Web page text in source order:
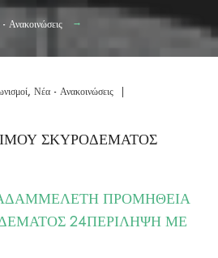
Ανακοινώσεις
, Νέα - Ανακοινώσεις |
ΣΚΥΡΟΔΕΜΑΤΟΣ
ΜΕΛΕΤΗ ΠΡΟΜΗΘΕΙΑ
24ΠΕΡΙΛΗΨΗ ΜΕ